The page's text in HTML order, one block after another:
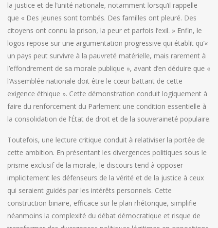
la justice et de l’unité nationale, notamment lorsqu’il rappelle
que « Des jeunes sont tombés. Des familles ont pleuré. Des
citoyens ont connu la prison, la peur et parfois l’exil. » Enfin, le
logos repose sur une argumentation progressive qui établit qu’«
un pays peut survivre à la pauvreté matérielle, mais rarement à
l’effondrement de sa morale publique », avant d’en déduire que «
l’Assemblée nationale doit être le cœur battant de cette
exigence éthique ». Cette démonstration conduit logiquement à
faire du renforcement du Parlement une condition essentielle à
la consolidation de l’État de droit et de la souveraineté populaire.
Toutefois, une lecture critique conduit à relativiser la portée de
cette ambition. En présentant les divergences politiques sous le
prisme exclusif de la morale, le discours tend à opposer
implicitement les défenseurs de la vérité et de la justice à ceux
qui seraient guidés par les intérêts personnels. Cette
construction binaire, efficace sur le plan rhétorique, simplifie
néanmoins la complexité du débat démocratique et risque de